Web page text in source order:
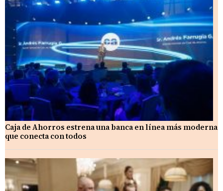
Caja de Ahorros estrena una banca en línea más moderna
que conecta con todos